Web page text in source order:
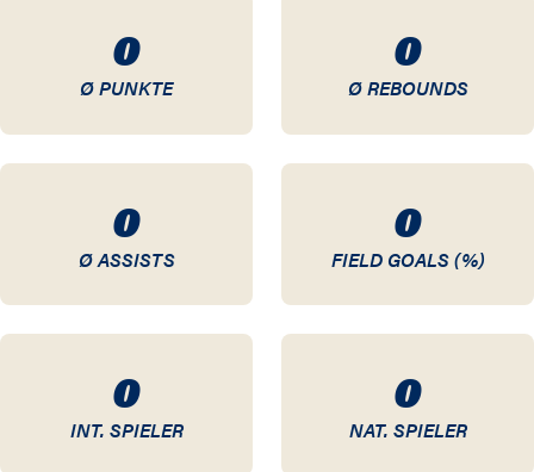
0
Ø PUNKTE
0
Ø REBOUNDS
0
Ø ASSISTS
0
FIELD GOALS (%)
0
INT. SPIELER
0
NAT. SPIELER